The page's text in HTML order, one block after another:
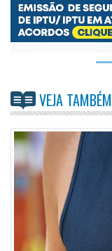
VEJA TAMBÉM